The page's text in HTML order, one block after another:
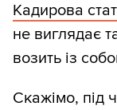
Кадирова
не виглядає
возить із
Скажімо, під